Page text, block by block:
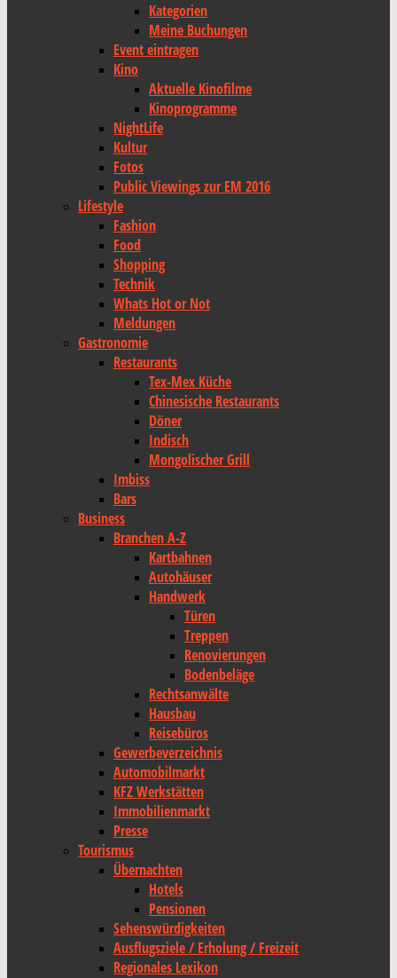
Kategorien
Meine Buchungen
Event eintragen
Kino
Aktuelle Kinofilme
Kinoprogramme
NightLife
Kultur
Fotos
Public Viewings zur EM 2016
Lifestyle
Fashion
Food
Shopping
Technik
Whats Hot or Not
Meldungen
Gastronomie
Restaurants
Tex-Mex Küche
Chinesische Restaurants
Döner
Indisch
Mongolischer Grill
Imbiss
Bars
Business
Branchen A-Z
Kartbahnen
Autohäuser
Handwerk
Türen
Treppen
Renovierungen
Bodenbeläge
Rechtsanwälte
Hausbau
Reisebüros
Gewerbeverzeichnis
Automobilmarkt
KFZ Werkstätten
Immobilienmarkt
Presse
Tourismus
Übernachten
Hotels
Pensionen
Sehenswürdigkeiten
Ausflugsziele / Erholung / Freizeit
Regionales Lexikon